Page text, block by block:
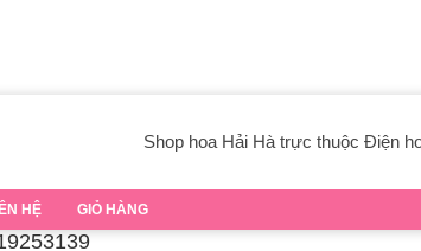
Shop hoa Hải Hà trực thuộc Điện
HỆ GIỎ HÀNG